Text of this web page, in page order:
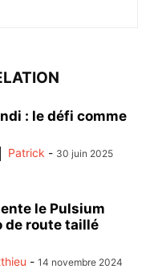
: le défi comme
Patrick - 30 juin 2025
le Pulsium
de route taillé
- 14 novembre 2024